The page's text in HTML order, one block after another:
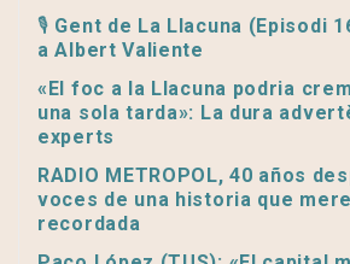
🎙️ Gent de La Llacuna (Episodi
a Albert Valiente
«El foc a la Llacuna podria
una sola tarda»: La dura
experts
RADIO METROPOL, 40 años
voces de una historia que
recordada